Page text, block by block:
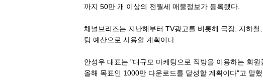
까지 50만 개 이상의 전월세 매물정보가 등록됐다.
채널브리즈는 지난해부터 TV광고를 비롯해 극장, 지하
팅 예산으로 사용할 계획이다.
안성우 대표는 "대규모 마케팅으로 직방을 이용하는 회
올해 목표인 1000만 다운로드를 달성할 계획이다"고 말했